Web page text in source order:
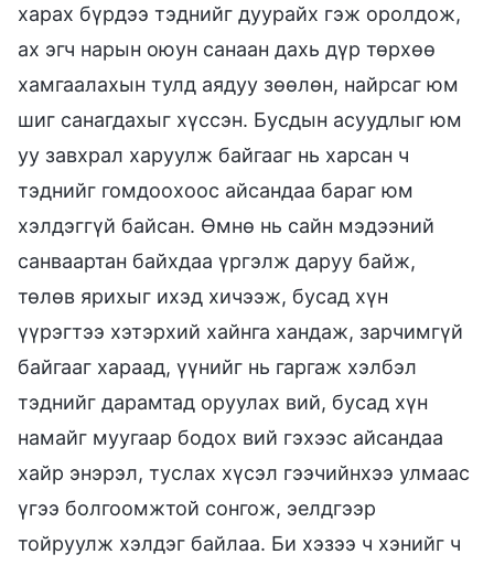
харах бүрдээ тэднийг дуурайх гэж оролдож,
ах эгч нарын оюун санаан дахь дүр төрхөө
хамгаалахын тулд аядуу зөөлөн, найрсаг юм
шиг санагдахыг хүссэн. Бусдын асуудлыг юм
уу завхрал харуулж байгааг нь харсан ч
тэднийг гомдоохоос айсандаа бараг юм
хэлдэггүй байсан. Өмнө нь сайн мэдээний
санваартан байхдаа үргэлж даруу байж,
төлөв ярихыг ихэд хичээж, бусад хүн
үүрэгтээ хэтэрхий хайнга хандаж, зарчимгүй
байгааг хараад, үүнийг нь гаргаж хэлбэл
тэднийг дарамтад оруулах вий, бусад хүн
намайг муугаар бодох вий гэхээс айсандаа
хайр энэрэл, туслах хүсэл гээчийнхээ улмаас
үгээ болгоомжтой сонгож, эелдгээр
тойруулж хэлдэг байлаа. Би хэзээ ч хэнийг ч